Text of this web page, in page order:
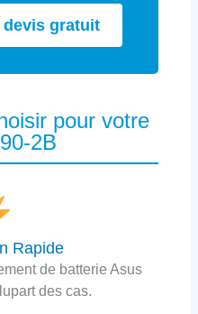
devis gratuit
pour votre
2B
Rapide
de batterie Asus
des cas.